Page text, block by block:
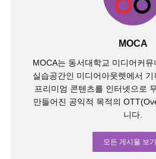
MOCA
MOCA는 동서대학교 미디어커
실습공간인 미디어아웃렛에서
프리미엄 콘텐츠를 인터넷으로
만들어진 공익적 목적의
니다.
모든 게시물 보기